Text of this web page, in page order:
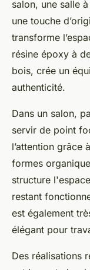
salon, une salle
une touche
transforme
résine époxy à
bois, crée un
authenticité.
Dans un salon,
servir de point
l’attention grâce
formes
structure
restant
est également
élégant pour
Des réalisations